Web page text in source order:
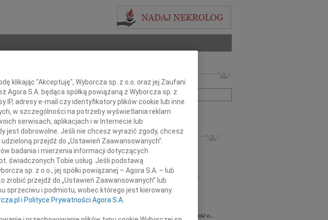
Imię i nazwisko lub numer ogłoszenia:
+ szukanie zaawansowane
INNE NEKROLOGI
06.08.2026Radom
Annie Ciskowskiej wyrazy najgłębszego...
06.08.2026Radom
Sędziemu Marcinowi Kobylskiemu wyrazy...
Zdzisław Maszkiewicz
Z ogromnym smutkiem i żalem przyjąłem...
Danuta Grabowska
Z ogromnym smutkiem przyjęliśmy wiadomość o...
klikając "Akceptuję", Wyborcza sp. z o.o. oraz jej Zaufani
Agora S.A. będąca spółką powiązaną z Wyborcza sp. z
IP, adresy e-mail czy identyfikatory plików cookie lub inne
w szczególności na potrzeby wyświetlania reklam
serwisach, aplikacjach i w Internecie lub
jest dobrowolne. Jeśli nie chcesz wyrazić zgody, chcesz
przejdź do „Ustawień Zaawansowanych”.
badania i mierzenia informacji dotyczących
świadczonych Tobie usług. Jeśli podstawą
sp. z o.o., jej spółki powiązanej – Agora S.A. – lub
przejdź do „Ustawień Zaawansowanych” lub
i podmiotu, wobec którego jest kierowany.
i Polityce Prywatności Agora S.A.